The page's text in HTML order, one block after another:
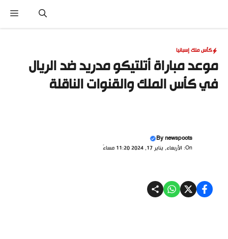
المحتوى
كأس ملك إسبانيا
موعد مباراة أتلتيكو مدريد ضد الريال
في كأس الملك والقنوات الناقلة
Bynewspoots
On: الأربعاء, يناير 17, 2024 11:20 مساءً